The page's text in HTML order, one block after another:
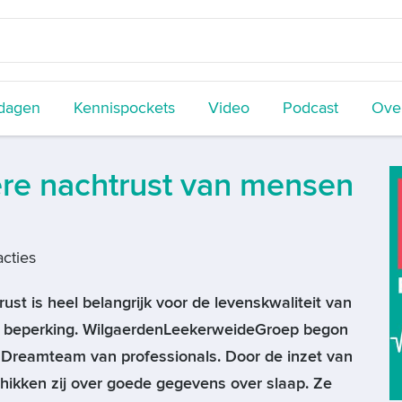
Kennispockets Video Podcast
nachtrust van mensen
is heel belangrijk voor de levenskwaliteit van
WilgaerdenLeekerweideGroep begon
van professionals. Door de inzet van
zij over goede gegevens over slaap. Ze